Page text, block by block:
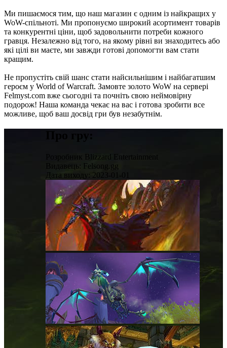
Ми пишаємося тим, що наш магазин є одним із найкращих у
WoW-спільноті. Ми пропонуємо широкий асортимент товарів
та конкурентні ціни, щоб задовольнити потреби кожного
гравця. Незалежно від того, на якому рівні ви знаходитесь або
які цілі ви маєте, ми завжди готові допомогти вам стати
кращим.
Не пропустіть свій шанс стати найсильнішим і найбагатшим
героєм у World of Warcraft. Замовте золото WoW на сервері
Felmyst.com вже сьогодні та почніть свою неймовірну
подорож! Наша команда чекає на вас і готова зробити все
можливе, щоб ваш досвід гри був незабутнім.
Про гру:
Розробник
Blizzard Entertainment
Видавець: Felsong.gg
Дата виходу: 2023-01-01